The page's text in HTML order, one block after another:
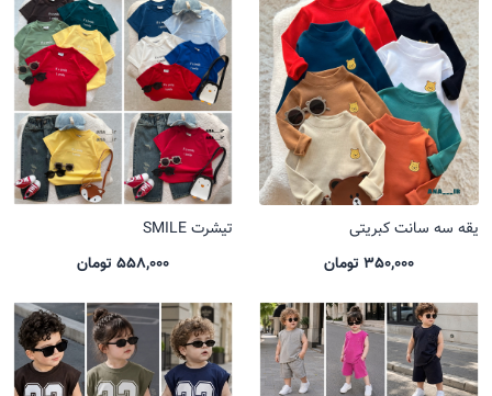
یقه سه سانت کبریتی
350,000 تومان
تیشرت SMILE
558,000 تومان